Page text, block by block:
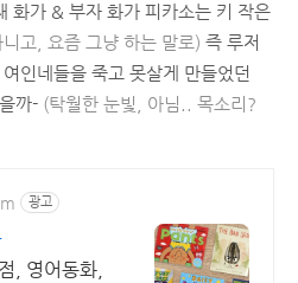
화가 & 부자 화가 피카소는 키 작은
고, 요즘 그냥 하는 말로) 즉 루저
인네들을 죽고 못살게 만들었던
까- (탁월한 눈빛, 아님.. 목소리?
광고
, 영어동화,